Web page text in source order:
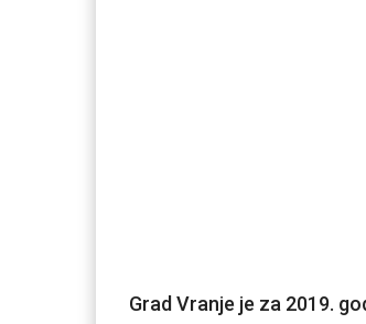
Grad Vranje je za 2019.